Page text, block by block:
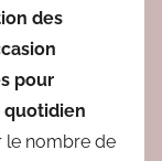
des
pour
quotidien
le nombre de